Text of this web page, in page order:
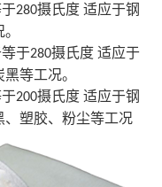
280摄氏度 适应于钢
于280摄氏度 适应于
等工况。
200摄氏度 适应于钢
、塑胶、粉尘等工况